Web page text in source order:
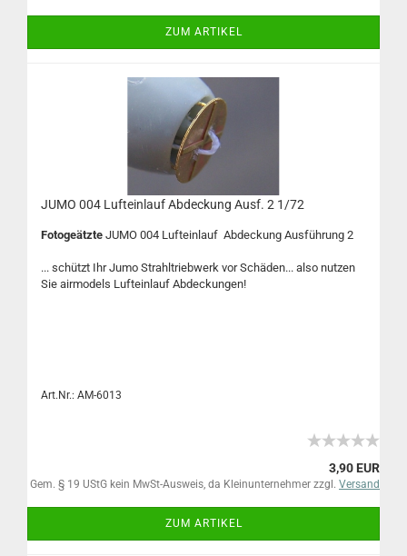
ZUM ARTIKEL
JUMO 004 Lufteinlauf Abdeckung Ausf. 2 1/72
Fotogeätzte JUMO 004 Lufteinlauf Abdeckung Ausführung 2
... schützt Ihr Jumo Strahltriebwerk vor Schäden... also nutzen
Sie airmodels Lufteinlauf Abdeckungen!
Art.Nr.: AM-6013
3,90 EUR
Gem. § 19 UStG kein MwSt-Ausweis, da Kleinunternehmer zzgl. Versand
ZUM ARTIKEL